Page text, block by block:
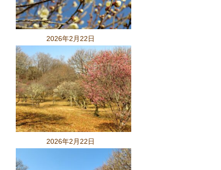
2026年2月22日
2026年2月22日